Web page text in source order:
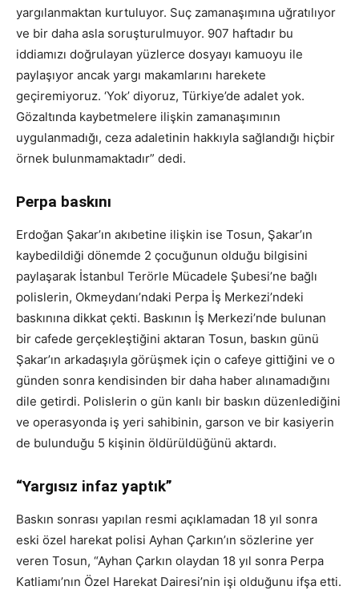
yargılanmaktan kurtuluyor. Suç zamanaşımına uğratılıyor
ve bir daha asla soruşturulmuyor. 907 haftadır bu
iddiamızı doğrulayan yüzlerce dosyayı kamuoyu ile
paylaşıyor ancak yargı makamlarını harekete
geçiremiyoruz. ‘Yok’ diyoruz, Türkiye’de adalet yok.
Gözaltında kaybetmelere ilişkin zamanaşımının
uygulanmadığı, ceza adaletinin hakkıyla sağlandığı hiçbir
örnek bulunmamaktadır” dedi.
Perpa baskını
Erdoğan Şakar’ın akıbetine ilişkin ise Tosun, Şakar’ın
kaybedildiği dönemde 2 çocuğunun olduğu bilgisini
paylaşarak İstanbul Terörle Mücadele Şubesi’ne bağlı
polislerin, Okmeydanı’ndaki Perpa İş Merkezi’ndeki
baskınına dikkat çekti. Baskının İş Merkezi’nde bulunan
bir cafede gerçekleştiğini aktaran Tosun, baskın günü
Şakar’ın arkadaşıyla görüşmek için o cafeye gittiğini ve o
günden sonra kendisinden bir daha haber alınamadığını
dile getirdi. Polislerin o gün kanlı bir baskın düzenlediğini
ve operasyonda iş yeri sahibinin, garson ve bir kasiyerin
de bulunduğu 5 kişinin öldürüldüğünü aktardı.
“Yargısız infaz yaptık”
Baskın sonrası yapılan resmi açıklamadan 18 yıl sonra
eski özel harekat polisi Ayhan Çarkın’ın sözlerine yer
veren Tosun, “Ayhan Çarkın olaydan 18 yıl sonra Perpa
Katliamı’nın Özel Harekat Dairesi’nin işi olduğunu ifşa etti.